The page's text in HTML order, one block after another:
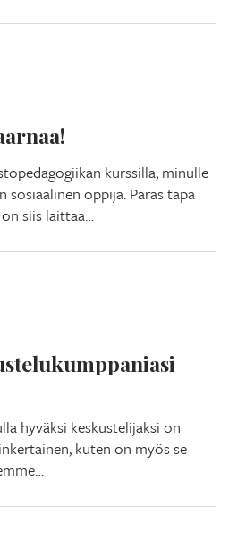
kurssilla, minulle
oppija. Paras tapa
siis laittaa…
hyväksi keskustelijaksi on
kuten on myös se